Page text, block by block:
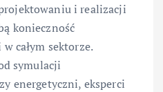
i realizacji
konieczność
całym sektorze.
symulacji
energetyczni, eksperci